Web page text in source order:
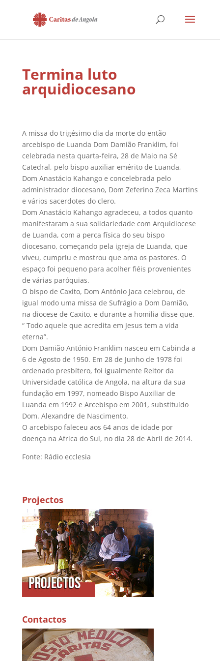
Termina luto
arquidiocesano
A missa do trigésimo dia da morte do então
arcebispo de Luanda Dom Damião Franklim, foi
celebrada nesta quarta-feira, 28 de Maio na Sé
Catedral, pelo bispo auxiliar emérito de Luanda,
Dom Anastácio Kahango e concelebrada pelo
administrador diocesano, Dom Zeferino Zeca Martins
e vários sacerdotes do clero.
Dom Anastácio Kahango agradeceu, a todos quanto
manifestaram a sua solidariedade com Arquidiocese
de Luanda, com a perca física do seu bispo
diocesano, começando pela igreja de Luanda, que
viveu, cumpriu e mostrou que ama os pastores. O
espaço foi pequeno para acolher fiéis provenientes
de várias paróquias.
O bispo de Caxito, Dom António Jaca celebrou, de
igual modo uma missa de Sufrágio a Dom Damião,
na diocese de Caxito, e durante a homilia disse que,
“ Todo aquele que acredita em Jesus tem a vida
eterna”.
Dom Damião António Franklim nasceu em Cabinda a
6 de Agosto de 1950. Em 28 de Junho de 1978 foi
ordenado presbítero, foi igualmente Reitor da
Universidade católica de Angola, na altura da sua
fundação em 1997, nomeado Bispo Auxiliar de
Luanda em 1992 e Arcebispo em 2001, substituído
Dom. Alexandre de Nascimento.
O arcebispo faleceu aos 64 anos de idade por
doença na Africa do Sul, no dia 28 de Abril de 2014.
Fonte: Rádio ecclesia
Projectos
Contactos